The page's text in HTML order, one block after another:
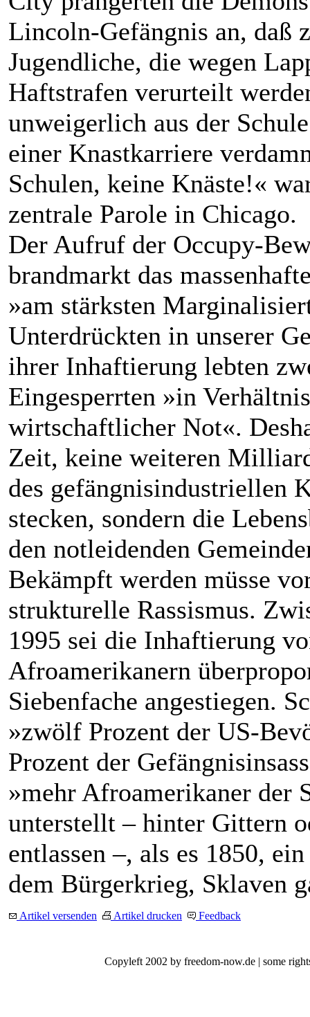
Lincoln-Gefängnis an, daß
Jugendliche, die wegen
Haftstrafen verurteilt
unweigerlich aus der
einer Knastkarriere
Schulen, keine Knäste!«
zentrale Parole in Chicago.
Der Aufruf der Occupy-
brandmarkt das
»am stärksten
Unterdrückten in unserer
ihrer Inhaftierung lebten
Eingesperrten »in
wirtschaftlicher Not«.
Zeit, keine weiteren
des gefängnisindustriellen
stecken, sondern die
den notleidenden
Bekämpft werden müsse
strukturelle Rassismus.
1995 sei die Inhaftierung
Afroamerikanern
Siebenfache angestiegen.
»zwölf Prozent der US-
Prozent der
»mehr Afroamerikaner der
unterstellt – hinter Gittern
entlassen –, als es 1850,
dem Bürgerkrieg, Sklaven
Artikel versenden Artikel drucken Feedback
Copyleft 2002 by freedom-now.de | some